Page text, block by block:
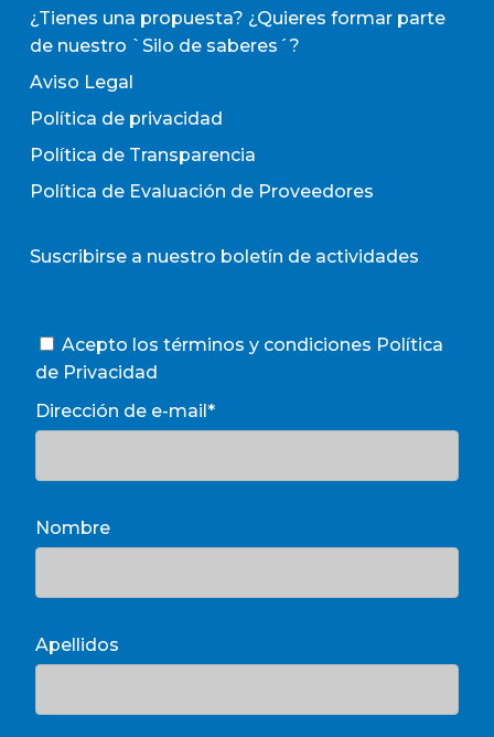
¿Tienes una propuesta? ¿Quieres formar parte
de nuestro `Silo de saberes´?
Aviso Legal
Política de privacidad
Política de Transparencia
Política de Evaluación de Proveedores
Suscribirse a nuestro boletín de actividades
Acepto los términos y condiciones Política
de Privacidad
Dirección de e-mail*
Nombre
Apellidos